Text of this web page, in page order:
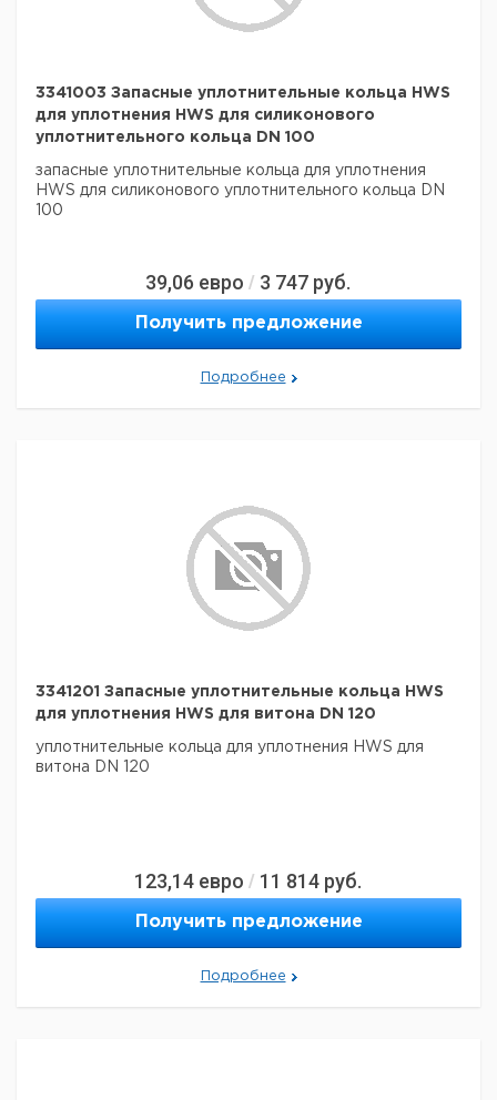
3341003 Запасные уплотнительные кольца HWS
для уплотнения HWS для силиконового
уплотнительного кольца DN 100
запасные уплотнительные кольца для уплотнения
HWS для силиконового уплотнительного кольца DN
100
39,06 евро / 3 747 руб.
Получить предложение
Подробнее
3341201 Запасные уплотнительные кольца HWS
для уплотнения HWS для витона DN 120
уплотнительные кольца для уплотнения HWS для
витона DN 120
123,14 евро / 11 814 руб.
Получить предложение
Подробнее